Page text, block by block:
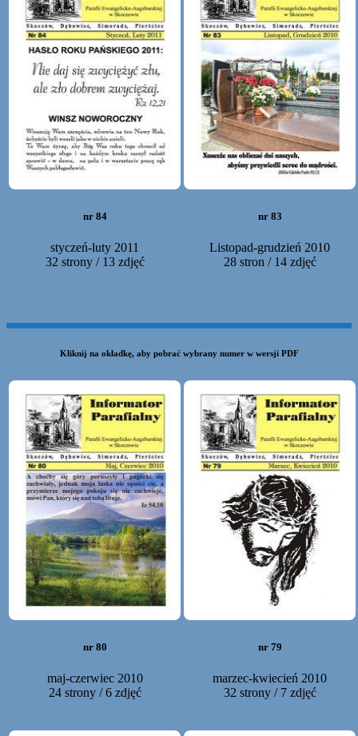
nr 84
styczeń-luty 2011
32 strony / 13 zdjęć
nr 83
Listopad-grudzień 2010
28 stron / 14 zdjęć
Kliknij na okładkę, aby pobrać wybrany numer w wersji PDF
nr 80
maj-czerwiec 2010
24 strony / 6 zdjęć
nr 79
marzec-kwiecień 2010
32 strony / 7 zdjęć